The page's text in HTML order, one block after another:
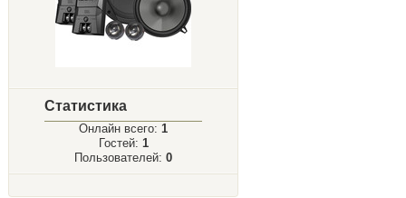
Статистика
Онлайн всего: 1
Гостей: 1
Пользователей: 0